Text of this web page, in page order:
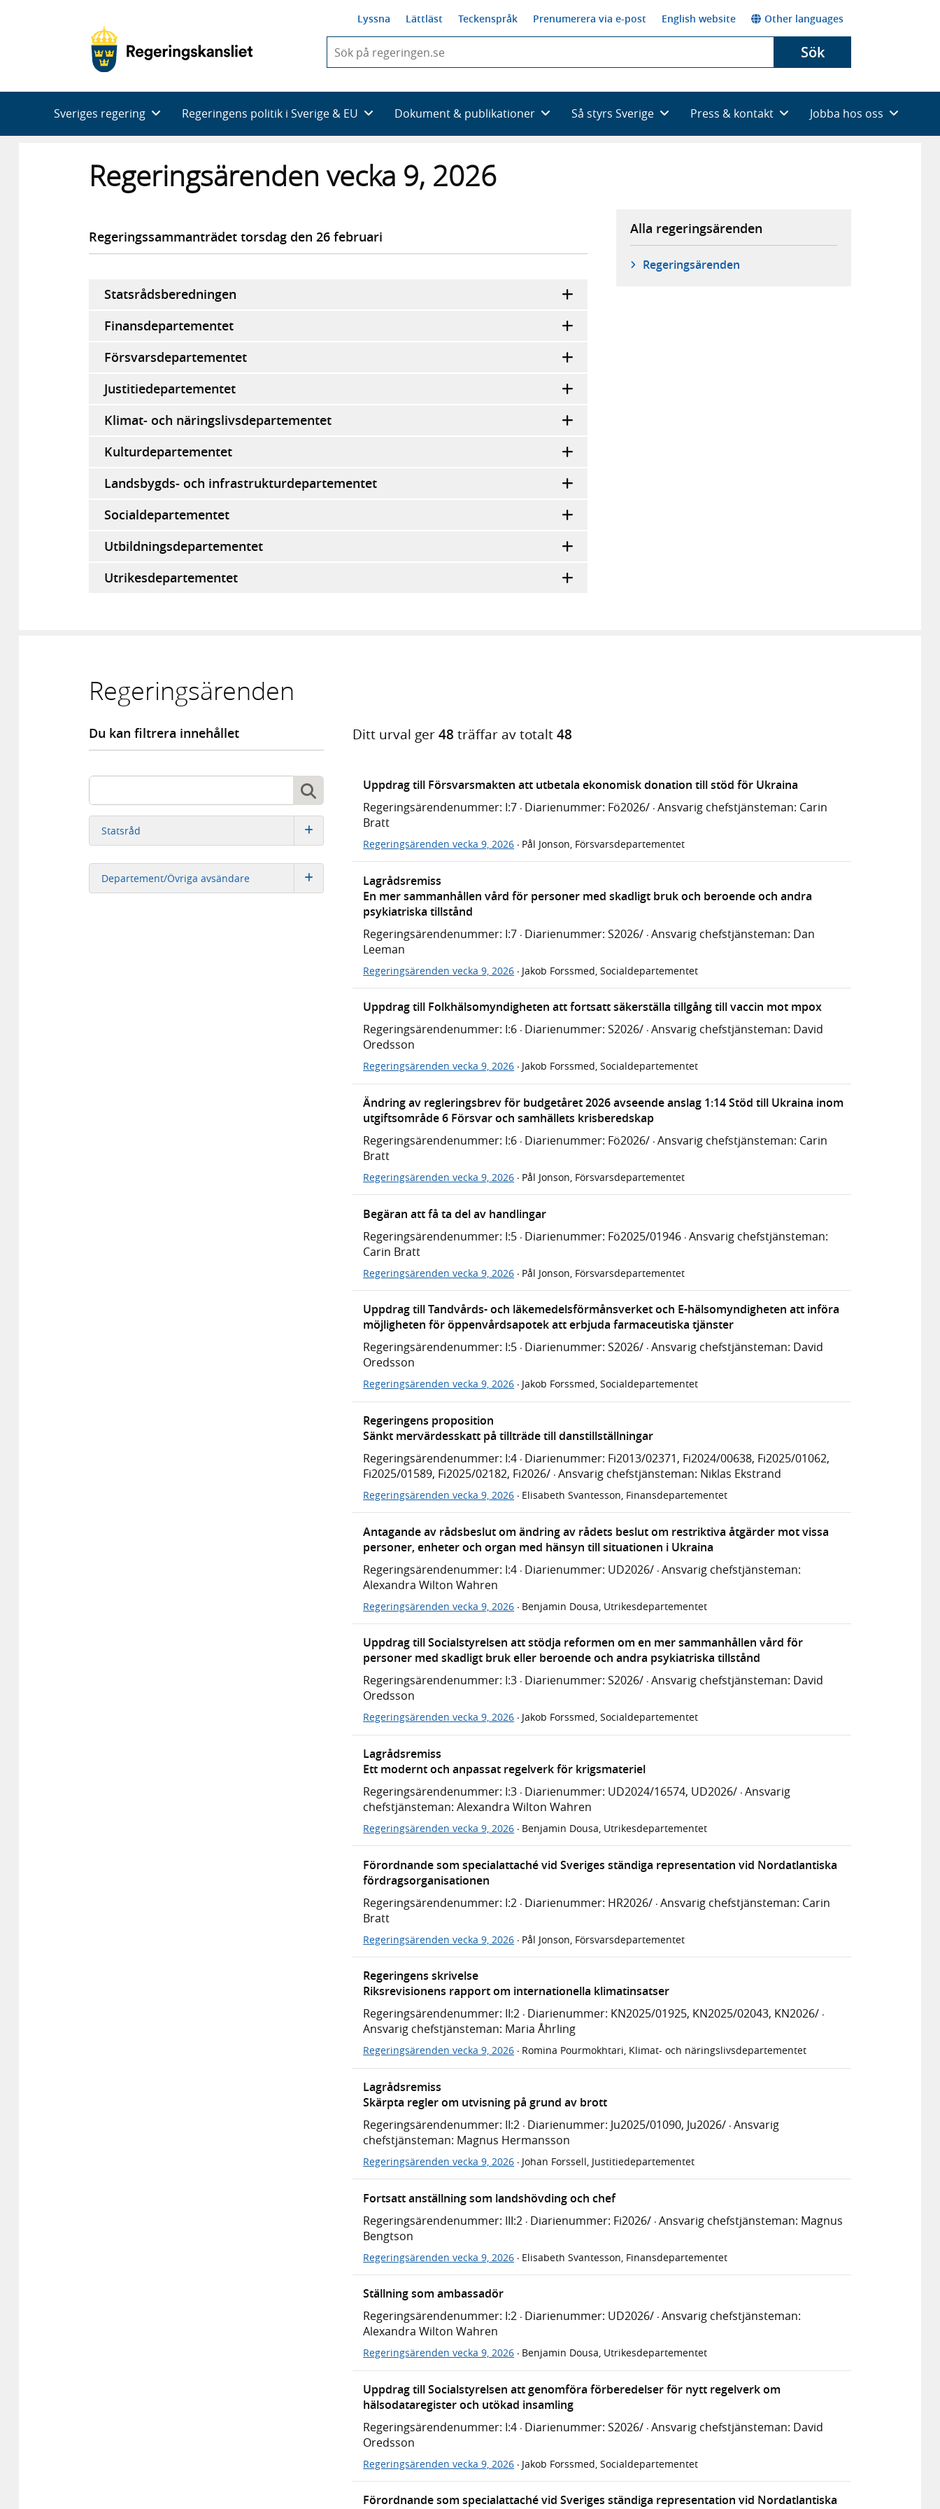
Lyssna Lättläst Teckenspråk Prenumerera via e-post English website Other languages
du
skriva
framträder
en
med
sökförslag
Sök
Sveriges regering Regeringens politik i Sverige & EU Dokument & publikationer Så styrs Sverige Press & kontakt Jobba hos oss
Regeringsärenden vecka 9, 2026
Regeringssammanträdet torsdag den 26 februari
Statsrådsberedningen
Finansdepartementet
Försvarsdepartementet
Justitiedepartementet
Klimat- och näringslivsdepartementet
Kulturdepartementet
Landsbygds- och infrastrukturdepartementet
Socialdepartementet
Utbildningsdepartementet
Utrikesdepartementet
Alla regeringsärenden
Regeringsärenden
Regeringsärenden
Du kan filtrera innehållet
Sök
Sök
Sök
Statsråd
Departement/Övriga avsändare
Ditt urval ger48 träffar av totalt48
Uppdrag till Försvarsmakten att utbetala ekonomisk donation till stöd för Ukraina
Regeringsärendenummer: I:7 · Diarienummer: Fö2026/ · Ansvarig chefstjänsteman: Carin
Bratt
Regeringsärenden vecka 9, 2026 · Pål Jonson, Försvarsdepartementet
Lagrådsremiss
En mer sammanhållen vård för personer med skadligt bruk och beroende och andra
psykiatriska tillstånd
Regeringsärendenummer: I:7 · Diarienummer: S2026/ · Ansvarig chefstjänsteman: Dan
Leeman
Regeringsärenden vecka 9, 2026 · Jakob Forssmed, Socialdepartementet
Uppdrag till Folkhälsomyndigheten att fortsatt säkerställa tillgång till vaccin mot mpox
Regeringsärendenummer: I:6 · Diarienummer: S2026/ · Ansvarig chefstjänsteman: David
Oredsson
Regeringsärenden vecka 9, 2026 · Jakob Forssmed, Socialdepartementet
Ändring av regleringsbrev för budgetåret 2026 avseende anslag 1:14 Stöd till Ukraina inom
utgiftsområde 6 Försvar och samhällets krisberedskap
Regeringsärendenummer: I:6 · Diarienummer: Fö2026/ · Ansvarig chefstjänsteman: Carin
Bratt
Regeringsärenden vecka 9, 2026 · Pål Jonson, Försvarsdepartementet
Begäran att få ta del av handlingar
Regeringsärendenummer: I:5 · Diarienummer: Fö2025/01946 · Ansvarig chefstjänsteman:
Carin Bratt
Regeringsärenden vecka 9, 2026 · Pål Jonson, Försvarsdepartementet
Uppdrag till Tandvårds- och läkemedelsförmånsverket och E-hälsomyndigheten att införa
möjligheten för öppenvårdsapotek att erbjuda farmaceutiska tjänster
Regeringsärendenummer: I:5 · Diarienummer: S2026/ · Ansvarig chefstjänsteman: David
Oredsson
Regeringsärenden vecka 9, 2026 · Jakob Forssmed, Socialdepartementet
Regeringens proposition
Sänkt mervärdesskatt på tillträde till danstillställningar
Regeringsärendenummer: I:4 · Diarienummer: Fi2013/02371, Fi2024/00638, Fi2025/01062,
Fi2025/01589, Fi2025/02182, Fi2026/ · Ansvarig chefstjänsteman: Niklas Ekstrand
Regeringsärenden vecka 9, 2026 · Elisabeth Svantesson, Finansdepartementet
Antagande av rådsbeslut om ändring av rådets beslut om restriktiva åtgärder mot vissa
personer, enheter och organ med hänsyn till situationen i Ukraina
Regeringsärendenummer: I:4 · Diarienummer: UD2026/ · Ansvarig chefstjänsteman:
Alexandra Wilton Wahren
Regeringsärenden vecka 9, 2026 · Benjamin Dousa, Utrikesdepartementet
Uppdrag till Socialstyrelsen att stödja reformen om en mer sammanhållen vård för
personer med skadligt bruk eller beroende och andra psykiatriska tillstånd
Regeringsärendenummer: I:3 · Diarienummer: S2026/ · Ansvarig chefstjänsteman: David
Oredsson
Regeringsärenden vecka 9, 2026 · Jakob Forssmed, Socialdepartementet
Lagrådsremiss
Ett modernt och anpassat regelverk för krigsmateriel
Regeringsärendenummer: I:3 · Diarienummer: UD2024/16574, UD2026/ · Ansvarig
chefstjänsteman: Alexandra Wilton Wahren
Regeringsärenden vecka 9, 2026 · Benjamin Dousa, Utrikesdepartementet
Förordnande som specialattaché vid Sveriges ständiga representation vid Nordatlantiska
fördragsorganisationen
Regeringsärendenummer: I:2 · Diarienummer: HR2026/ · Ansvarig chefstjänsteman: Carin
Bratt
Regeringsärenden vecka 9, 2026 · Pål Jonson, Försvarsdepartementet
Regeringens skrivelse
Riksrevisionens rapport om internationella klimatinsatser
Regeringsärendenummer: II:2 · Diarienummer: KN2025/01925, KN2025/02043, KN2026/ ·
Ansvarig chefstjänsteman: Maria Åhrling
Regeringsärenden vecka 9, 2026 · Romina Pourmokhtari, Klimat- och näringslivsdepartementet
Lagrådsremiss
Skärpta regler om utvisning på grund av brott
Regeringsärendenummer: II:2 · Diarienummer: Ju2025/01090, Ju2026/ · Ansvarig
chefstjänsteman: Magnus Hermansson
Regeringsärenden vecka 9, 2026 · Johan Forssell, Justitiedepartementet
Fortsatt anställning som landshövding och chef
Regeringsärendenummer: III:2 · Diarienummer: Fi2026/ · Ansvarig chefstjänsteman: Magnus
Bengtson
Regeringsärenden vecka 9, 2026 · Elisabeth Svantesson, Finansdepartementet
Ställning som ambassadör
Regeringsärendenummer: I:2 · Diarienummer: UD2026/ · Ansvarig chefstjänsteman:
Alexandra Wilton Wahren
Regeringsärenden vecka 9, 2026 · Benjamin Dousa, Utrikesdepartementet
Uppdrag till Socialstyrelsen att genomföra förberedelser för nytt regelverk om
hälsodataregister och utökad insamling
Regeringsärendenummer: I:4 · Diarienummer: S2026/ · Ansvarig chefstjänsteman: David
Oredsson
Regeringsärenden vecka 9, 2026 · Jakob Forssmed, Socialdepartementet
Förordnande som specialattaché vid Sveriges ständiga representation vid Nordatlantiska